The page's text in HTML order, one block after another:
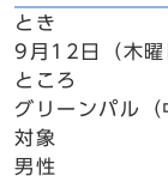
とき
9月12日（木
ところ
グリーンパル（
対象
男性